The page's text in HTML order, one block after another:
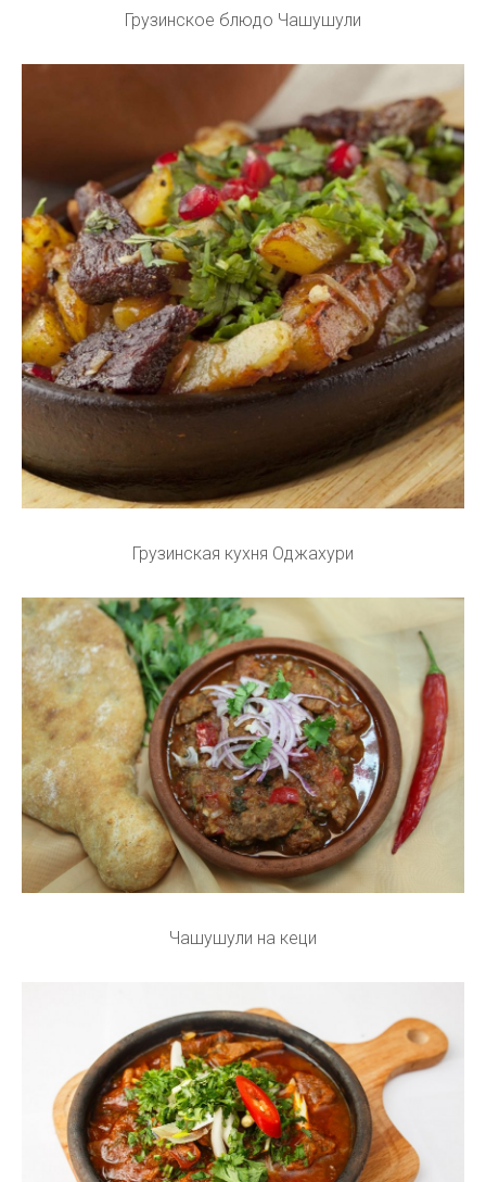
Грузинское блюдо Чашушули
Грузинская кухня Оджахури
Чашушули на кеци